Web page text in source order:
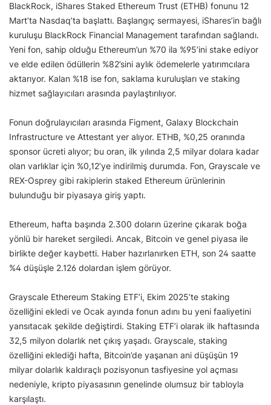
BlackRock, iShares Staked Ethereum Trust (ETHB) fonunu 12
Mart’ta Nasdaq’ta başlattı. Başlangıç sermayesi, iShares’in bağlı
kuruluşu BlackRock Financial Management tarafından sağlandı.
Yeni fon, sahip olduğu Ethereum’un %70 ila %95’ini stake ediyor
ve elde edilen ödüllerin %82’sini aylık ödemelerle yatırımcılara
aktarıyor. Kalan %18 ise fon, saklama kuruluşları ve staking
hizmet sağlayıcıları arasında paylaştırılıyor.
Fonun doğrulayıcıları arasında Figment, Galaxy Blockchain
Infrastructure ve Attestant yer alıyor. ETHB, %0,25 oranında
sponsor ücreti alıyor; bu oran, ilk yılında 2,5 milyar dolara kadar
olan varlıklar için %0,12’ye indirilmiş durumda. Fon, Grayscale ve
REX-Osprey gibi rakiplerin staked Ethereum ürünlerinin
bulunduğu bir piyasaya giriş yaptı.
Ethereum, hafta başında 2.300 doların üzerine çıkarak boğa
yönlü bir hareket sergiledi. Ancak, Bitcoin ve genel piyasa ile
birlikte değer kaybetti. Haber hazırlanırken ETH, son 24 saatte
%4 düşüşle 2.126 dolardan işlem görüyor.
Grayscale Ethereum Staking ETF’i, Ekim 2025’te staking
özelliğini ekledi ve Ocak ayında fonun adını bu yeni faaliyetini
yansıtacak şekilde değiştirdi. Staking ETF’i olarak ilk haftasında
32,5 milyon dolarlık net çıkış yaşadı. Grayscale, staking
özelliğini eklediği hafta, Bitcoin’de yaşanan ani düşüşün 19
milyar dolarlık kaldıraçlı pozisyonun tasfiyesine yol açması
nedeniyle, kripto piyasasının genelinde olumsuz bir tabloyla
karşılaştı.